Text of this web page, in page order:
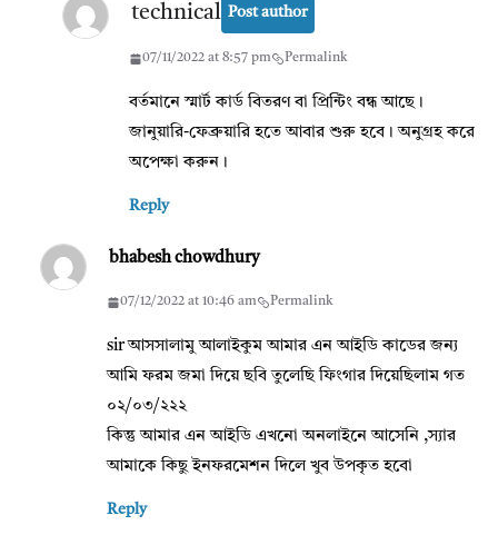
technical Post author
07/11/2022 at 8:57 pm Permalink
বর্তমানে স্মার্ট কার্ড বিতরণ বা প্রিন্টিং বন্ধ আছে।
জানুয়ারি-ফেব্রুয়ারি হতে আবার শুরু হবে। অনুগ্রহ করে
অপেক্ষা করুন।
Reply
bhabesh chowdhury
07/12/2022 at 10:46 am Permalink
sir আসসালামু আলাইকুম আমার এন আইডি কাডের জন্য
আমি ফরম জমা দিয়ে ছবি তুলেছি ফিংগার দিয়েছিলাম গত
০২/০৩/২২২
কিন্তু আমার এন আইডি এখনো অনলাইনে আসেনি ,স্যার
আমাকে কিছু ইনফরমেশন দিলে খুব উপকৃত হবো
Reply